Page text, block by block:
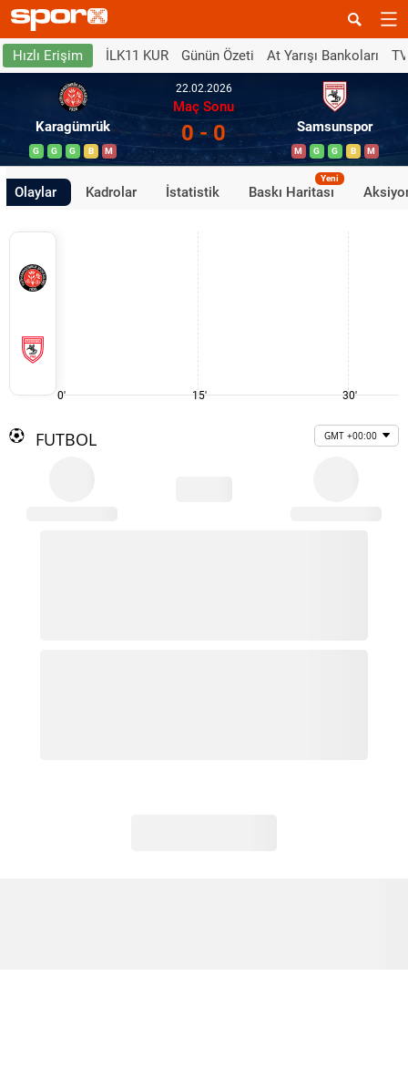
Hızlı Erişim İLK11 KUR Günün Özeti At Yarışı Bankoları
Karagümrük
G G G B M
22.02.2026
Maç Sonu
0 - 0 Samsunspor
M G G B M
Olaylar Kadrolar İstatistik Baskı Haritası
Yeni
0' 15' 30'
FUTBOL GMT +00:00